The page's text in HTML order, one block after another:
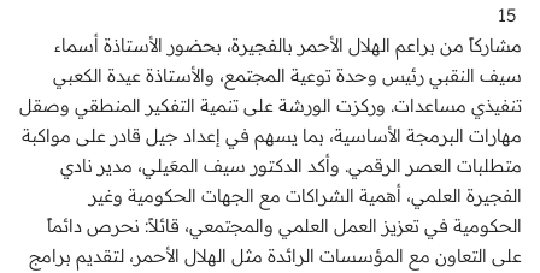
مشاركاً من براعم الهلال الأحمر بالفجيرة، بحضور الأستاذة أسماء
سيف النقبي رئيس وحدة توعية المجتمع، والأستاذة عيدة الكعبي
تنفيذي مساعدات. وركزت الورشة على تنمية التفكير المنطقي وصقل
مهارات البرمجة الأساسية، بما يسهم في إعداد جيل قادر على مواكبة
متطلبات العصر الرقمي. وأكد الدكتور سيف المعَيلي، مدير نادي
الفجيرة العلمي، أهمية الشراكات مع الجهات الحكومية وغير
الحكومية في تعزيز العمل العلمي والمجتمعي، قائلاً: نحرص دائماً
على التعاون مع المؤسسات الرائدة مثل الهلال الأحمر، لتقديم برامج